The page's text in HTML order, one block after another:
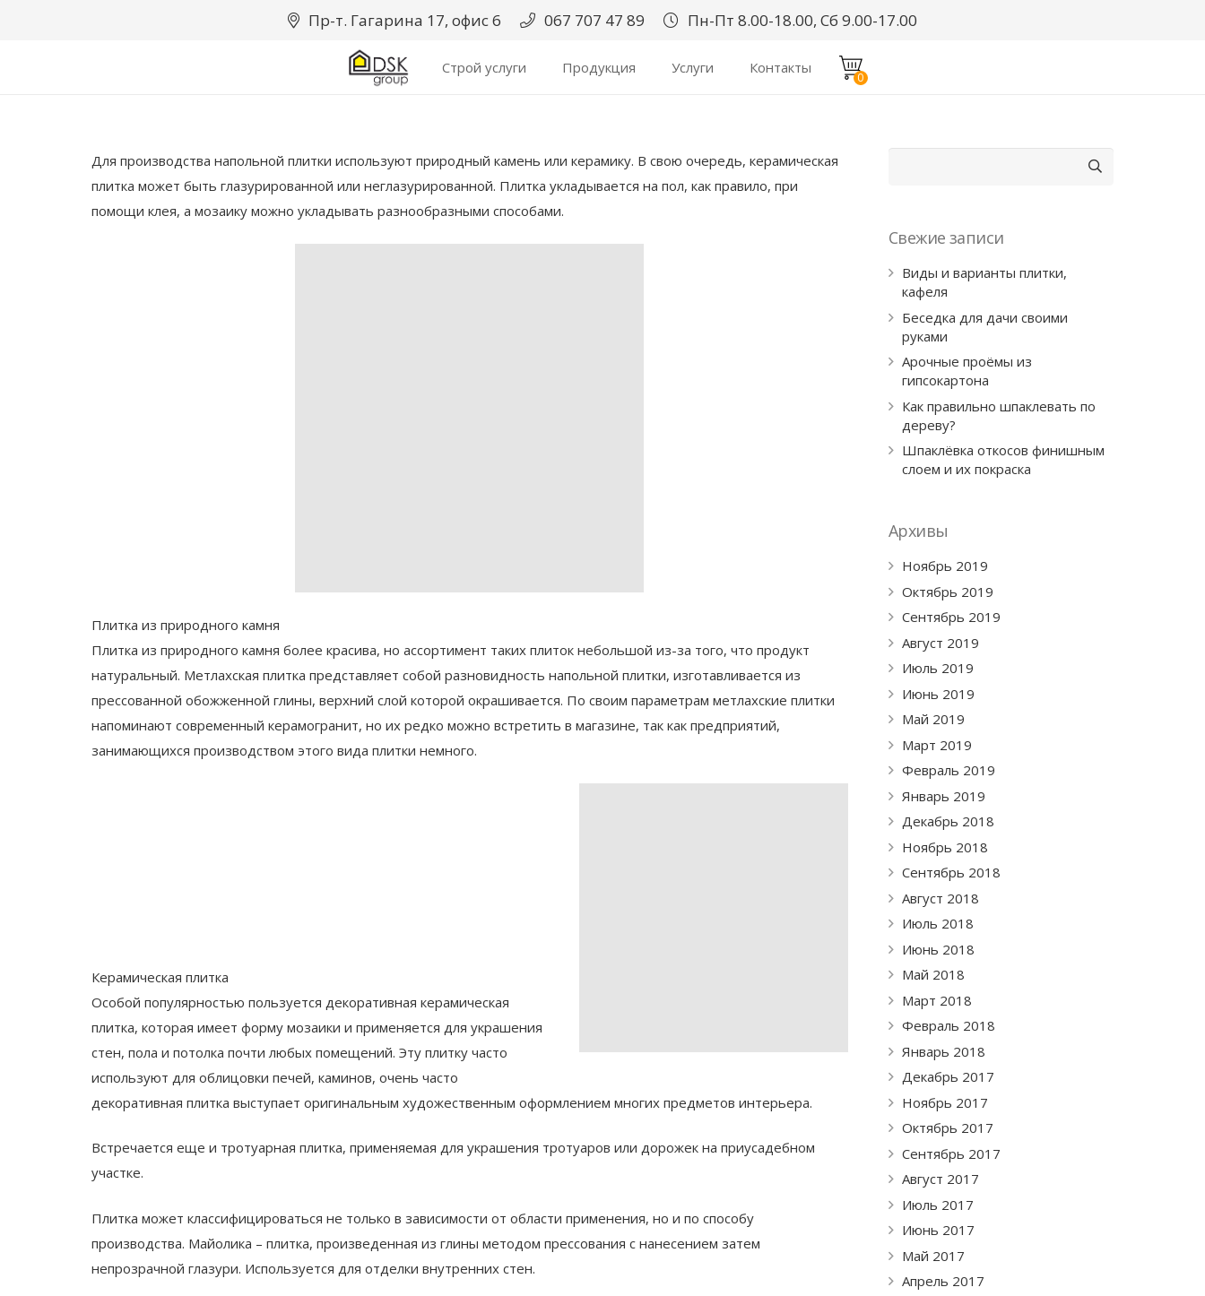
Пр-т. Гагарина 17, офис 6 067 707 47 89 Пн-Пт 8.00-18.00, Сб 9.00-17.00
Строй услуги Продукция Услуги Контакты
0
Для производства напольной плитки используют природный камень или керамику. В свою очередь, керамическая
плитка может быть глазурированной или неглазурированной. Плитка укладывается на пол, как правило, при
помощи клея, а мозаику можно укладывать разнообразными способами.
Плитка из природного камня
Плитка из природного камня более красива, но ассортимент таких плиток небольшой из-за того, что продукт
натуральный. Метлахская плитка представляет собой разновидность напольной плитки, изготавливается из
прессованной обожженной глины, верхний слой которой окрашивается. По своим параметрам метлахские плитки
напоминают современный керамогранит, но их редко можно встретить в магазине, так как предприятий,
занимающихся производством этого вида плитки немного.
Керамическая плитка
Особой популярностью пользуется декоративная керамическая
плитка, которая имеет форму мозаики и применяется для украшения
стен, пола и потолка почти любых помещений. Эту плитку часто
используют для облицовки печей, каминов, очень часто
декоративная плитка выступает оригинальным художественным оформлением многих предметов интерьера.
Встречается еще и тротуарная плитка, применяемая для украшения тротуаров или дорожек на приусадебном
участке.
Плитка может классифицироваться не только в зависимости от области применения, но и по способу
производства. Майолика – плитка, произведенная из глины методом прессования с нанесением затем
непрозрачной глазури. Используется для отделки внутренних стен.
Свежие записи
Виды и варианты плитки,
кафеля
Беседка для дачи своими
руками
Арочные проёмы из
гипсокартона
Как правильно шпаклевать по
дереву?
Шпаклёвка откосов финишным
слоем и их покраска
Архивы
Ноябрь 2019
Октябрь 2019
Сентябрь 2019
Август 2019
Июль 2019
Июнь 2019
Май 2019
Март 2019
Февраль 2019
Январь 2019
Декабрь 2018
Ноябрь 2018
Сентябрь 2018
Август 2018
Июль 2018
Июнь 2018
Май 2018
Март 2018
Февраль 2018
Январь 2018
Декабрь 2017
Ноябрь 2017
Октябрь 2017
Сентябрь 2017
Август 2017
Июль 2017
Июнь 2017
Май 2017
Апрель 2017